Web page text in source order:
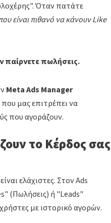
Όταν πατάτε
είναι πιθανό να κάνουν Like
παίρνετε πωλήσεις.
Meta Ads Manager
μας επιτρέπει να
που αγοράζουν.
το Κέρδος σας
ελάχιστες. Στον Ads
(Πωλήσεις) ή "Leads"
με ιστορικό αγορών.